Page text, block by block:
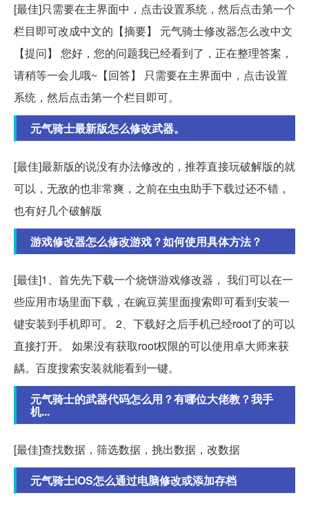
[最佳]只需要在主界面中，点击设置系统，然后点击第一个
栏目即可改成中文的【摘要】 元气骑士修改器怎么改中文
【提问】 您好，您的问题我已经看到了，正在整理答案，
请稍等一会儿哦~【回答】 只需要在主界面中，点击设置
系统，然后点击第一个栏目即可。
元气骑士最新版怎么修改武器。
[最佳]最新版的说没有办法修改的，推荐直接玩破解版的就
可以，无敌的也非常爽，之前在虫虫助手下载过还不错，
也有好几个破解版
游戏修改器怎么修改游戏？如何使用具体方法？
[最佳]1、首先先下载一个烧饼游戏修改器， 我们可以在一
些应用市场里面下载，在豌豆荚里面搜索即可看到安装一
键安装到手机即可。 2、下载好之后手机已经root了的可以
直接打开。 如果没有获取root权限的可以使用卓大师来获
龋。百度搜索安装就能看到一键。
元气骑士的武器代码怎么用？有哪位大佬教？我手
机...
[最佳]查找数据，筛选数据，挑出数据，改数据
元气骑士iOS怎么通过电脑修改或添加存档